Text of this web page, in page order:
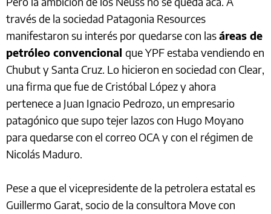
través de la sociedad Patagonia Resources
manifestaron su interés por quedarse con lasáreas de
petróleo convencional que YPF estaba vendiendo en
Chubut y Santa Cruz. Lo hicieron en sociedad con Clear,
una firma que fue de Cristóbal López y ahora
pertenece a Juan Ignacio Pedrozo, un empresario
patagónico que supo tejer lazos con Hugo Moyano
para quedarse con el correo OCA y con el régimen de
Nicolás Maduro.
Pese a que el vicepresidente de la petrolera estatal es
Guillermo Garat, socio de la consultora Move con